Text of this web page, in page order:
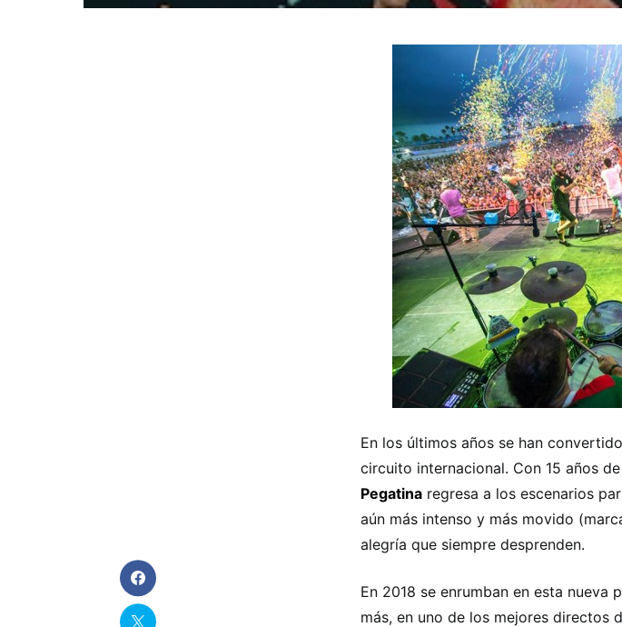
En los últimos años se han
circuito internacional. Con 15 años
Pegatina regresa a los escenarios
aún más intenso y más movido
alegría que siempre desprenden.
En 2018 se enrumban en esta
más, en uno de los mejores directos